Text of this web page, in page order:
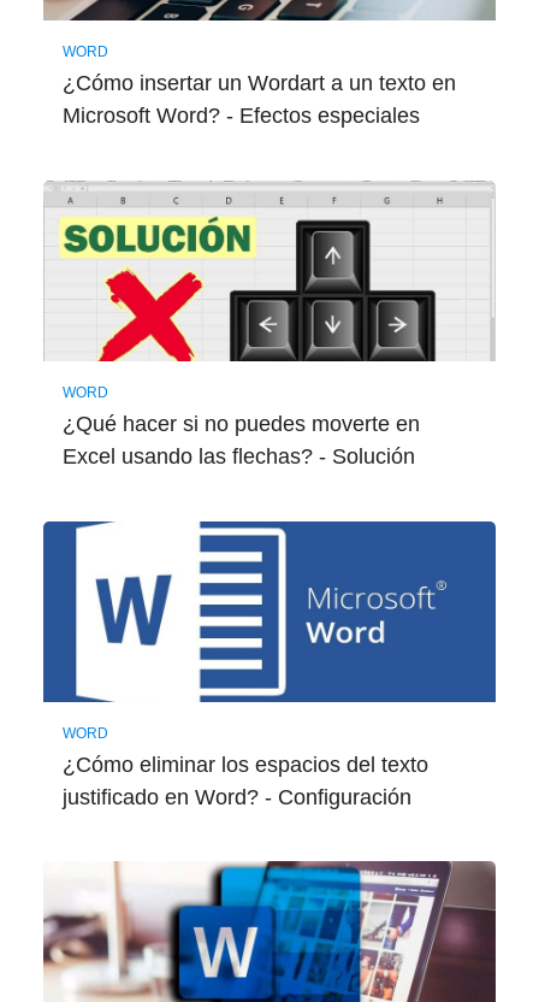
WORD
¿Cómo insertar un Wordart a un texto en
Microsoft Word? - Efectos especiales
WORD
¿Qué hacer si no puedes moverte en
Excel usando las flechas? - Solución
WORD
¿Cómo eliminar los espacios del texto
justificado en Word? - Configuración